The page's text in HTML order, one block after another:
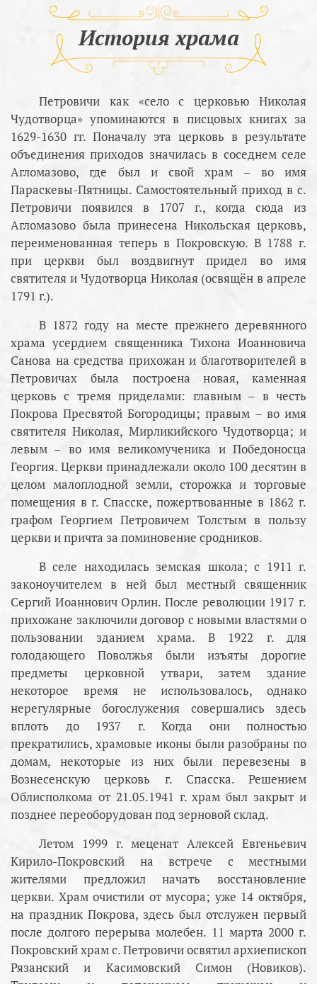
История храма
Петровичи как «село с церковью Николая
Чудотворца» упоминаются в писцовых книгах за
1629-1630 гг. Поначалу эта церковь в результате
объединения приходов значилась в соседнем селе
Агломазово, где был и свой храм – во имя
Параскевы-Пятницы. Самостоятельный приход в с.
Петровичи появился в 1707 г., когда сюда из
Агломазово была принесена Никольская церковь,
переименованная теперь в Покровскую. В 1788 г.
при церкви был воздвигнут придел во имя
святителя и Чудотворца Николая (освящён в апреле
1791 г.).
В 1872 году на месте прежнего деревянного
храма усердием священника Тихона Иоанновича
Санова на средства прихожан и благотворителей в
Петровичах была построена новая, каменная
церковь с тремя приделами: главным – в честь
Покрова Пресвятой Богородицы; правым – во имя
святителя Николая, Мирликийского Чудотворца; и
левым – во имя великомученика и Победоносца
Георгия. Церкви принадлежали около 100 десятин в
целом малоплодной земли, сторожка и торговые
помещения в г. Спасске, пожертвованные в 1862 г.
графом Георгием Петровичем Толстым в пользу
церкви и причта за поминовение сродников.
В селе находилась земская школа; с 1911 г.
законоучителем в ней был местный священник
Сергий Иоаннович Орлин. После революции 1917 г.
прихожане заключили договор с новыми властями о
пользовании зданием храма. В 1922 г. для
голодающего Поволжья были изъяты дорогие
предметы церковной утвари, затем здание
некоторое время не использовалось, однако
нерегулярные богослужения совершались здесь
вплоть до 1937 г. Когда они полностью
прекратились, храмовые иконы были разобраны по
домам, некоторые из них были перевезены в
Вознесенскую церковь г. Спасска. Решением
Облисполкома от 21.05.1941 г. храм был закрыт и
позднее переоборудован под зерновой склад.
Летом 1999 г. меценат Алексей Евгеньевич
Кирило-Покровский на встрече с местными
жителями предложил начать восстановление
церкви. Храм очистили от мусора; уже 14 октября,
на праздник Покрова, здесь был отслужен первый
после долгого перерыва молебен. 11 марта 2000 г.
Покровский храм с. Петровичи освятил архиепископ
Рязанский и Касимовский Симон (Новиков).